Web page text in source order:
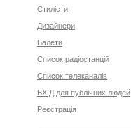
Стилісти
Дизайнери
Балети
Cписок радіостанцій
Список телеканалів
ВХІД для публічних людей
Реєстрація